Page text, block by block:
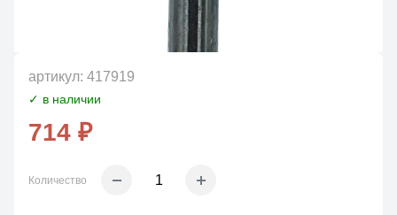
артикул: 417919
✓ в наличии
714 ₽
Количество